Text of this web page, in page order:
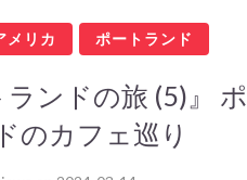
メリカ ポートランド
ランドの旅 (5)』 ポ
のカフェ巡り